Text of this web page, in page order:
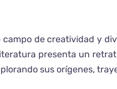
de creatividad y
presenta un
sus orígenes,